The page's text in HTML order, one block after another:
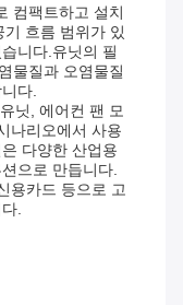
컴팩트하고 설치
흐름 범위가 있
니다.유닛의 필
물질과 오염물질
다.
닛, 에어컨 팬 모
나리오에서 사용
다양한 산업용
으로 만듭니다.
용카드 등으로 고
.